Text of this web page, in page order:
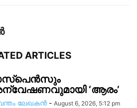
ARTICLES
‘ആരം’
ലേഖകന്‍ - August 6, 2026, 5:12 pm